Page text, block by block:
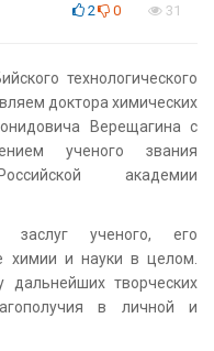
2 0 31
технологического
доктора химических
Верещагина с
ученого звания
академии
заслуг ученого, его
химии и науки в целом.
творческих
в личной и